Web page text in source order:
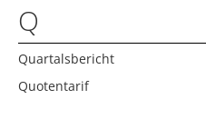
Q
Quartalsbericht
Quotentarif